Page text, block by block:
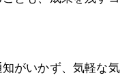
がいかず、気軽な気